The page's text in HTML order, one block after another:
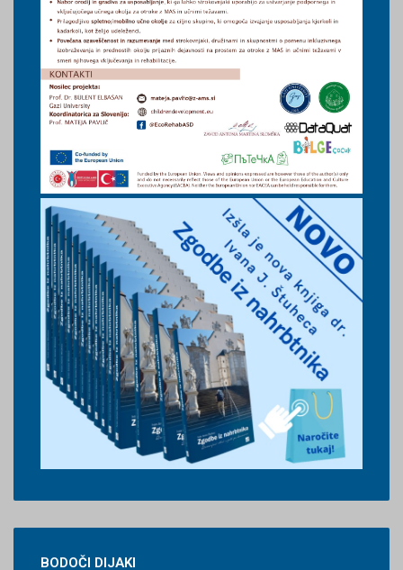
BODOČI DIJAKI